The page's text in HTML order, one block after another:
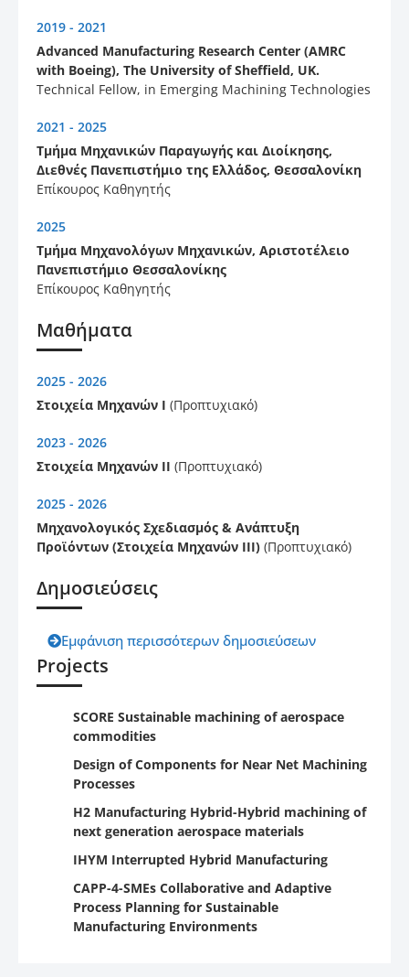
2019 - 2021
Advanced Manufacturing Research Center (AMRC
with Boeing), The University of Sheffield, UK.
Technical Fellow, in Emerging Machining Technologies
2021 - 2025
Τμήμα Μηχανικών Παραγωγής και Διοίκησης,
Διεθνές Πανεπιστήμιο της Ελλάδος, Θεσσαλονίκη
Επίκουρος Καθηγητής
2025
Τμήμα Μηχανολόγων Μηχανικών, Αριστοτέλειο
Πανεπιστήμιο Θεσσαλονίκης
Επίκουρος Καθηγητής
Μαθήματα
2025 - 2026
Στοιχεία Μηχανών Ι (Προπτυχιακό)
2023 - 2026
Στοιχεία Μηχανών ΙΙ (Προπτυχιακό)
2025 - 2026
Μηχανολογικός Σχεδιασμός & Ανάπτυξη
Προϊόντων (Στοιχεία Μηχανών ΙΙΙ) (Προπτυχιακό)
Δημοσιεύσεις
Εμφάνιση περισσότερων δημοσιεύσεων
Projects
SCORE Sustainable machining of aerospace
commodities
Design of Components for Near Net Machining
Processes
H2 Manufacturing Hybrid-Hybrid machining of
next generation aerospace materials
IHYM Interrupted Hybrid Manufacturing
CAPP-4-SMEs Collaborative and Adaptive
Process Planning for Sustainable
Manufacturing Environments